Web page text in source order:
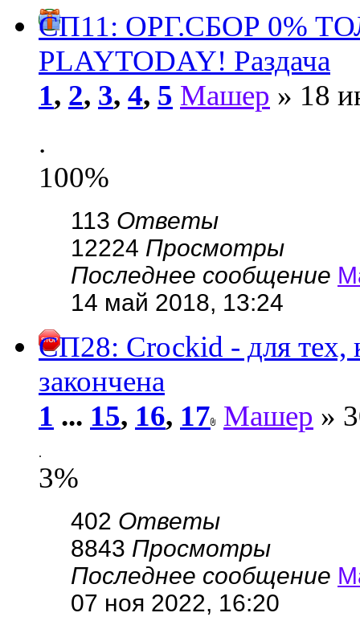
СП11: ОРГ.СБОР 0%
PLAYTODAY! Раздача
1, 2, 3, 4, 5 Машер » 18
.
100%
113 Ответы
12224 Просмотры
Последнее сообщение
14 май 2018, 13:24
СП28: Сrосkid - для
закончена
1 ... 15, 16, 17 Машер »
.
3%
402 Ответы
8843 Просмотры
Последнее сообщение
07 ноя 2022, 16:20